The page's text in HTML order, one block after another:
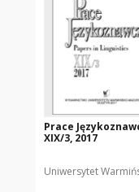
Prace
XIX/3, 2017
Uniwersytet